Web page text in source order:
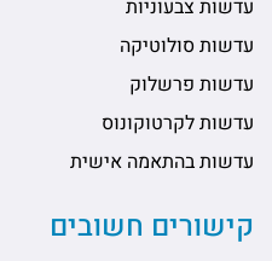
עדשות צבעוניות
עדשות סולוטיקה
עדשות פרשלוק
עדשות לקרטוקונוס
עדשות בהתאמה אישית
קישורים חשובים